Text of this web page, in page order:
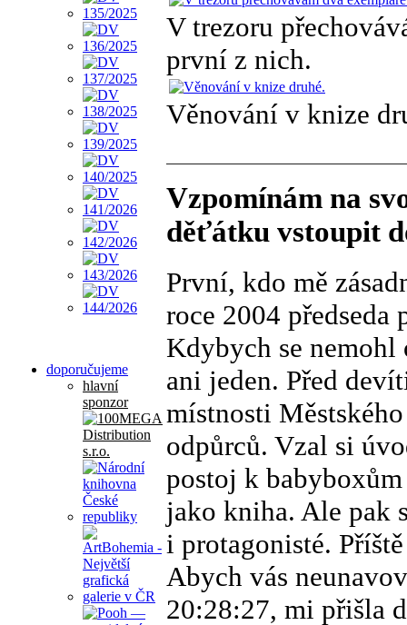
doporučujeme
hlavní
sponzor
V trezoru
první z nich.
Věnování v knize
Vzpomínám na
děťátku vstoupit
První, kdo mě
roce 2004 předseda
Kdybych se
ani jeden. Před
místnosti
odpůrců. Vzal si
postoj k
jako kniha. Ale pak
i protagonisté.
Abych vás
20:28:27, mi přišla